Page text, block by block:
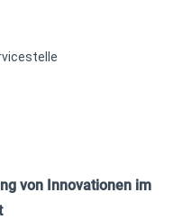
von Innovationen im